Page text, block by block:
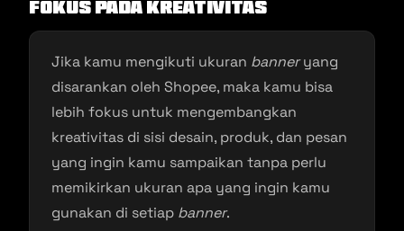
Fokus Pada Kreativitas
Jika kamu mengikuti ukuran banneryang
disarankan oleh Shopee, maka kamu bisa
lebih fokus untuk mengembangkan
kreativitas di sisi desain, produk, dan pesan
yang ingin kamu sampaikan tanpa perlu
memikirkan ukuran apa yang ingin kamu
gunakan di setiap banner.